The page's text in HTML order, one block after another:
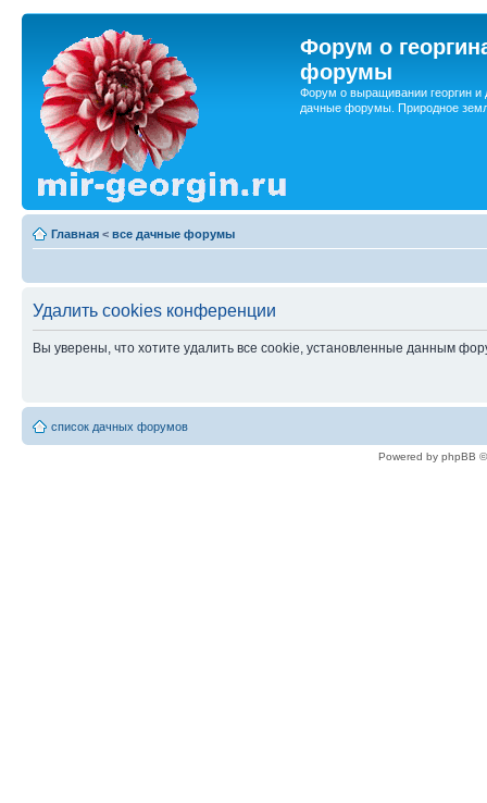
Форум о
форумы
Форум о выращивании георгин и
дачные форумы. Природное
Главная < все дачные форумы
Удалить cookies конференции
Вы уверены, что хотите удалить все cookie, установленные данным
список дачных форумов
Powered by phpBB